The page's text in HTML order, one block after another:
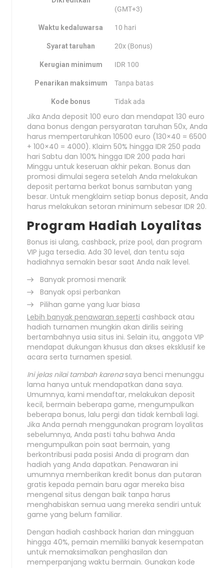
(GMT+3)
Waktu kedaluwarsa 10 hari
Syarat taruhan 20x (Bonus)
Kerugian minimum IDR 100
Penarikan maksimum Tanpa batas
Kode bonus Tidak ada
Jika Anda deposit 100 euro dan mendapat 130 euro
dana bonus dengan persyaratan taruhan 50x, Anda
harus mempertaruhkan 10500 euro (130×40 = 6500
+ 100×40 = 4000). Klaim 50% hingga IDR 250 pada
hari Sabtu dan 100% hingga IDR 200 pada hari
Minggu untuk keseruan akhir pekan. Bonus dan
promosi dimulai segera setelah Anda melakukan
deposit pertama berkat bonus sambutan yang
besar. Untuk mengklaim setiap bonus deposit, Anda
harus melakukan setoran minimum sebesar IDR 20.
Program Hadiah Loyalitas
Bonus isi ulang, cashback, prize pool, dan program
VIP juga tersedia. Ada 30 level, dan tentu saja
hadiahnya semakin besar saat Anda naik level.
Banyak promosi menarik
Banyak opsi perbankan
Pilihan game yang luar biasa
Lebih banyak penawaran seperti cashback atau
hadiah turnamen mungkin akan dirilis seiring
bertambahnya usia situs ini. Selain itu, anggota VIP
mendapat dukungan khusus dan akses eksklusif ke
acara serta turnamen spesial.
Ini jelas nilai tambah karenasaya benci menunggu
lama hanya untuk mendapatkan dana saya.
Umumnya, kami mendaftar, melakukan deposit
kecil, bermain beberapa game, mengumpulkan
beberapa bonus, lalu pergi dan tidak kembali lagi.
Jika Anda pernah menggunakan program loyalitas
sebelumnya, Anda pasti tahu bahwa Anda
mengumpulkan poin saat bermain, yang
berkontribusi pada posisi Anda di program dan
hadiah yang Anda dapatkan. Penawaran ini
umumnya memberikan kredit bonus dan putaran
gratis kepada pemain baru agar mereka bisa
mengenal situs dengan baik tanpa harus
menghabiskan semua uang mereka sendiri untuk
game yang belum familiar.
Dengan hadiah cashback harian dan mingguan
hingga 40%, pemain memiliki banyak kesempatan
untuk memaksimalkan penghasilan dan
memperpanjang waktu bermain. Gunakan kode